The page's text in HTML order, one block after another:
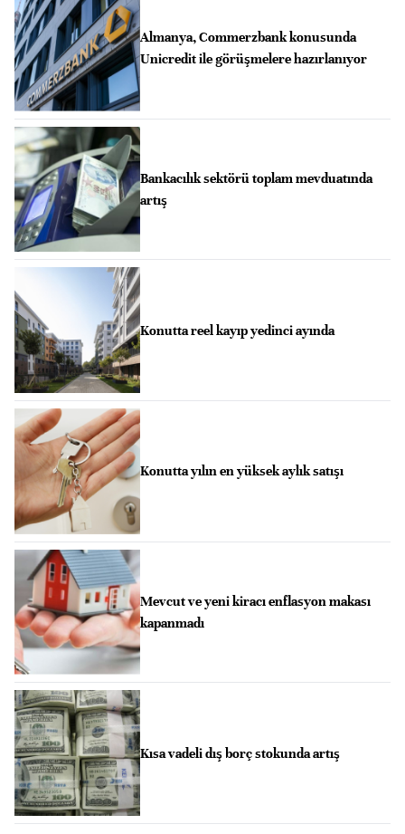
Almanya, Commerzbank konusunda
Unicredit ile görüşmelere hazırlanıyor
Bankacılık sektörü toplam mevduatında
artış
Konutta reel kayıp yedinci ayında
Konutta yılın en yüksek aylık satışı
Mevcut ve yeni kiracı enflasyon makası
kapanmadı
Kısa vadeli dış borç stokunda artış